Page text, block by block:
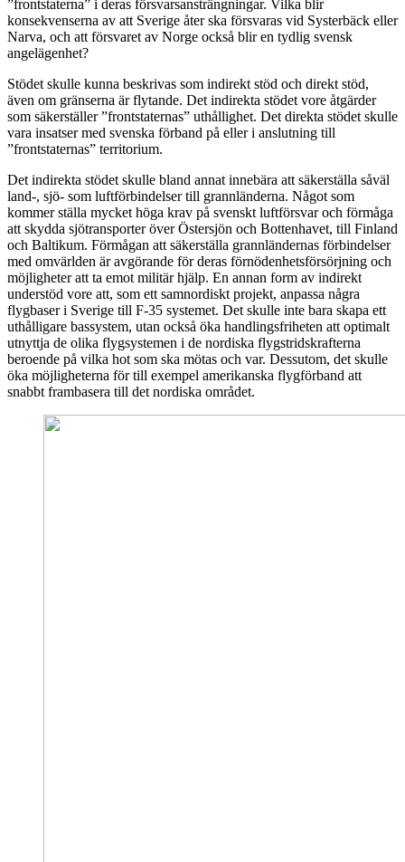
”frontstaterna” i deras försvarsansträngningar. Vilka blir
konsekvenserna av att Sverige åter ska försvaras vid Systerbäck eller
Narva, och att försvaret av Norge också blir en tydlig svensk
angelägenhet?
Stödet skulle kunna beskrivas som indirekt stöd och direkt stöd,
även om gränserna är flytande. Det indirekta stödet vore åtgärder
som säkerställer ”frontstaternas” uthållighet. Det direkta stödet skulle
vara insatser med svenska förband på eller i anslutning till
”frontstaternas” territorium.
Det indirekta stödet skulle bland annat innebära att säkerställa såväl
land-, sjö- som luftförbindelser till grannländerna. Något som
kommer ställa mycket höga krav på svenskt luftförsvar och förmåga
att skydda sjötransporter över Östersjön och Bottenhavet, till Finland
och Baltikum. Förmågan att säkerställa grannländernas förbindelser
med omvärlden är avgörande för deras förnödenhetsförsörjning och
möjligheter att ta emot militär hjälp. En annan form av indirekt
understöd vore att, som ett samnordiskt projekt, anpassa några
flygbaser i Sverige till F-35 systemet. Det skulle inte bara skapa ett
uthålligare bassystem, utan också öka handlingsfriheten att optimalt
utnyttja de olika flygsystemen i de nordiska flygstridskrafterna
beroende på vilka hot som ska mötas och var. Dessutom, det skulle
öka möjligheterna för till exempel amerikanska flygförband att
snabbt frambasera till det nordiska området.